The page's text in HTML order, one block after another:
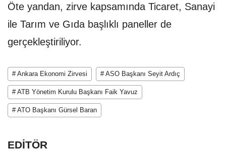
Öte yandan, zirve kapsamında Ticaret, Sanayi
ile Tarım ve Gıda başlıklı paneller de
gerçekleştiriliyor.
# Ankara Ekonomi Zirvesi # ASO Başkanı Seyit Ardıç
# ATB Yönetim Kurulu Başkanı Faik Yavuz
# ATO Başkanı Gürsel Baran
EDİTÖR